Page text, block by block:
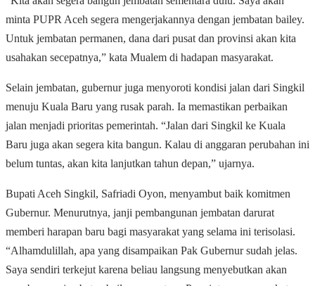
minta PUPR Aceh segera mengerjakannya dengan jembatan bailey.
Untuk jembatan permanen, dana dari pusat dan provinsi akan kita
usahakan secepatnya,” kata Mualem di hadapan masyarakat.
Selain jembatan, gubernur juga menyoroti kondisi jalan dari Singkil
menuju Kuala Baru yang rusak parah. Ia memastikan perbaikan
jalan menjadi prioritas pemerintah. “Jalan dari Singkil ke Kuala
Baru juga akan segera kita bangun. Kalau di anggaran perubahan ini
belum tuntas, akan kita lanjutkan tahun depan,” ujarnya.
Bupati Aceh Singkil, Safriadi Oyon, menyambut baik komitmen
Gubernur. Menurutnya, janji pembangunan jembatan darurat
memberi harapan baru bagi masyarakat yang selama ini terisolasi.
“Alhamdulillah, apa yang disampaikan Pak Gubernur sudah jelas.
Saya sendiri terkejut karena beliau langsung menyebutkan akan